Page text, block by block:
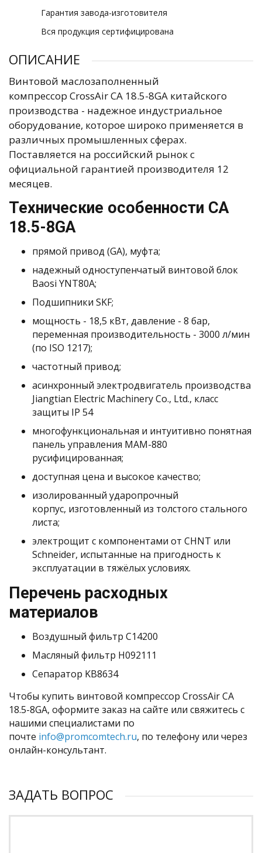
Гарантия завода-изготовителя
Вся продукция сертифицирована
ОПИСАНИЕ
Винтовой маслозаполненный
компрессор CrossAir CA 18.5-8GA китайского
производства - надежное индустриальное
оборудование, которое широко применяется в
различных промышленных сферах.
Поставляется на российский рынок с
официальной гарантией производителя 12
месяцев.
Технические особенности CA
18.5-8GA
прямой привод (GA), муфта;
надежный одноступенчатый винтовой блок
Baosi YNT80A;
Подшипники SKF;
мощность - 18,5 кВт, давление - 8 бар,
переменная производительность - 3000 л/мин
(по ISO 1217);
частотный привод;
асинхронный электродвигатель производства
Jiangtian Electric Machinery Co., Ltd., класс
защиты IP 54
многофункциональная и интуитивно понятная
панель управления MAM-880
русифицированная;
доступная цена и высокое качество;
изолированный ударопрочный
корпус, изготовленный из толстого стального
листа;
электрощит с компонентами от СHNT или
Schneider, испытанные на пригодность к
эксплуатации в тяжёлых условиях.
Перечень расходных
материалов
Воздушный фильтр C14200
Масляный фильтр H092111
Сепаратор KB8634
Чтобы купить винтовой компрессор CrossAir CA
18.5-8GA, оформите заказ на сайте или свяжитесь с
нашими специалистами по
почте info@promcomtech.ru, по телефону или через
онлайн-консультант.
ЗАДАТЬ ВОПРОС